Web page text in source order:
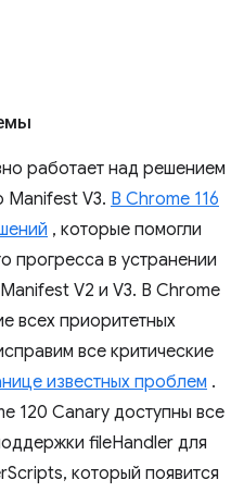
работает над решением
Manifest V3. В Chrome 116
, которые помогли
прогресса в устранении
V2 и V3. В Chrome
всех приоритетных
все критические
известных проблем .
120 Canary доступны все
fileHandler для
который появится